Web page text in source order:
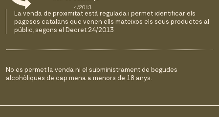
La venda de proximitat està regulada i permet identificar els
pagesos catalans que venen ells mateixos els seus productes al
públic, segons el Decret 24/2013
No es permet la venda ni el subministrament de begudes
alcohòliques de cap mena a menors de 18 anys.